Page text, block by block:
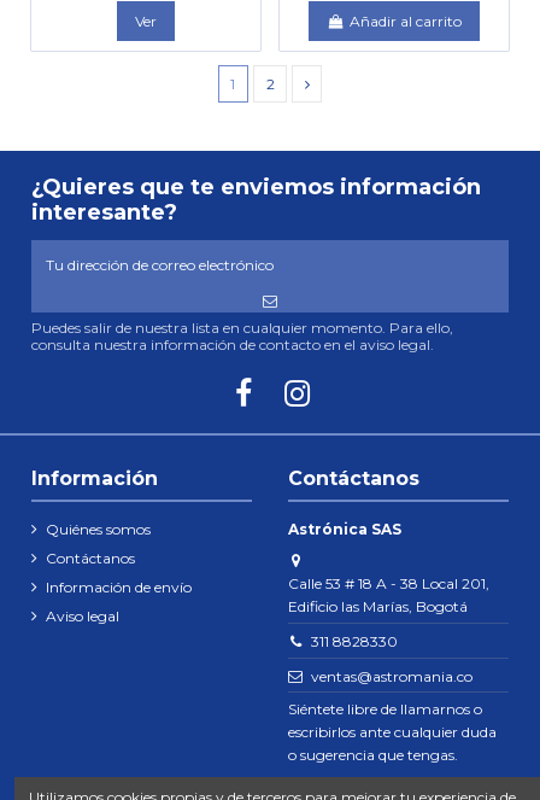
Ver Añadir al carrito
1 2
¿Quieres que te enviemos información
interesante?
Puedes salir de nuestra lista en cualquier momento. Para ello,
consulta nuestra información de contacto en el aviso legal.
Información
Quiénes somos
Contáctanos
Información de envío
Aviso legal
Contáctanos
Astrónica SAS
Calle 53 # 18 A - 38 Local 201,
Edificio las Marías, Bogotá
311 8828330
ventas@astromania.co
Siéntete libre de llamarnos o
escribirlos ante cualquier duda
o sugerencia que tengas.